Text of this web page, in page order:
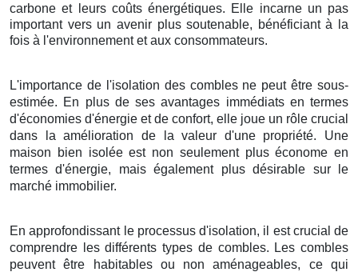
carbone et leurs coûts énergétiques. Elle incarne un pas
important vers un avenir plus soutenable, bénéficiant à la
fois à l'environnement et aux consommateurs.
L'importance de l'isolation des combles ne peut être sous-
estimée. En plus de ses avantages immédiats en termes
d'économies d'énergie et de confort, elle joue un rôle crucial
dans la amélioration de la valeur d'une propriété. Une
maison bien isolée est non seulement plus économe en
termes d'énergie, mais également plus désirable sur le
marché immobilier.
En approfondissant le processus d'isolation, il est crucial de
comprendre les différents types de combles. Les combles
peuvent être habitables ou non aménageables, ce qui